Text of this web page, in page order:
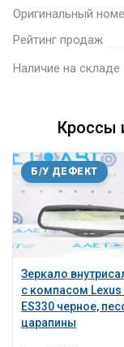
Оригинальный
Рейтинг продаж
Наличие на складе
Кроссы
Зеркало
с компасом Lexus
ES330 черное,
царапины
Б/У ДЕФЕКТ